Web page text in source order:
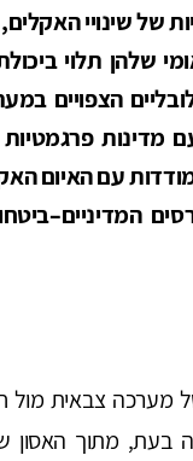
של שינויי
שלהן תלוי
הצפויים
מדינות פרגמטיות
עם האיום
צבאית מול
בעת, מתוך